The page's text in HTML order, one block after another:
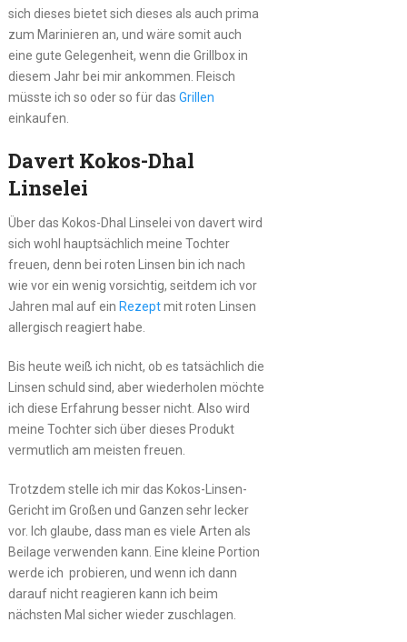
sich dieses bietet sich dieses als auch prima
zum Marinieren an, und wäre somit auch
eine gute Gelegenheit, wenn die Grillbox in
diesem Jahr bei mir ankommen. Fleisch
müsste ich so oder so für das Grillen
einkaufen.
Davert Kokos-Dhal
Linselei
Über das Kokos-Dhal Linselei von davert wird
sich wohl hauptsächlich meine Tochter
freuen, denn bei roten Linsen bin ich nach
wie vor ein wenig vorsichtig, seitdem ich vor
Jahren mal auf ein Rezeptmit roten Linsen
allergisch reagiert habe.
Bis heute weiß ich nicht, ob es tatsächlich die
Linsen schuld sind, aber wiederholen möchte
ich diese Erfahrung besser nicht. Also wird
meine Tochter sich über dieses Produkt
vermutlich am meisten freuen.
Trotzdem stelle ich mir das Kokos-Linsen-
Gericht im Großen und Ganzen sehr lecker
vor. Ich glaube, dass man es viele Arten als
Beilage verwenden kann. Eine kleine Portion
werde ich probieren, und wenn ich dann
darauf nicht reagieren kann ich beim
nächsten Mal sicher wieder zuschlagen.